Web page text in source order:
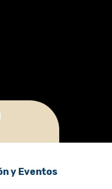
y Eventos